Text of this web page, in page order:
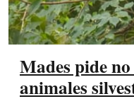
Mades pide
animales